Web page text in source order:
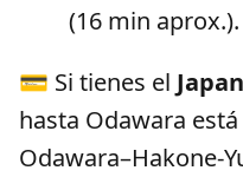
(16 min aprox.).
💳 Si tienes el
hasta Odawara
Odawara–Hakone-